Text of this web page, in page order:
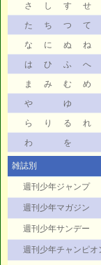
さ
し す せ
た
ち つ て
な
に ぬ ね
は
ひ ふ へ
ま
み む め
や
ゆ
ら
り る れ
わ
を
雑誌別
週刊少年ジャンプ
週刊少年マガジン
週刊少年サンデー
週刊少年チャンピオ